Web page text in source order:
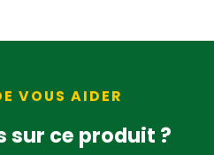
VOUS AIDER
sur ce produit ?